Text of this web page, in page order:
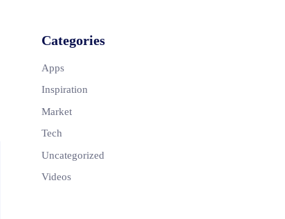
Categories
Apps
Inspiration
Market
Tech
Uncategorized
Videos